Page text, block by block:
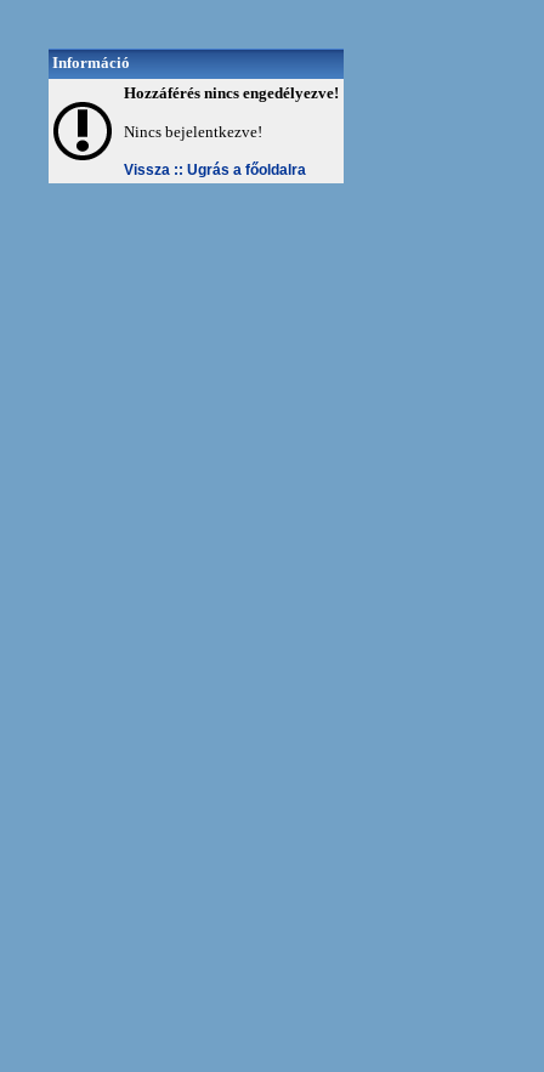
Információ
Hozzáférés nincs engedélyezve!
Nincs bejelentkezve!
Vissza :: Ugrás a főoldalra